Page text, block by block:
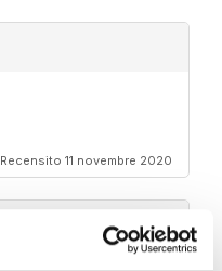
Recensito 11 novembre 2020